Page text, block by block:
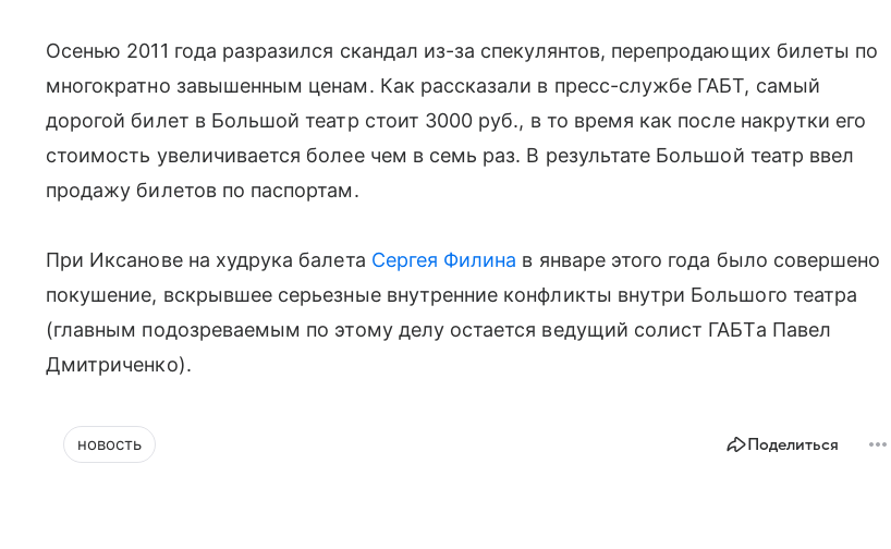
Осенью 2011 года разразился скандал из-за спекулянтов, перепродающих билеты по
многократно завышенным ценам. Как рассказали в пресс-службе ГАБТ, самый
дорогой билет в Большой театр стоит 3000 руб., в то время как после накрутки его
стоимость увеличивается более чем в семь раз. В результате Большой театр ввел
продажу билетов по паспортам.
При Иксанове на худрука балета Сергея Филина в январе этого года было совершено
покушение, вскрывшее серьезные внутренние конфликты внутри Большого театра
(главным подозреваемым по этому делу остается ведущий солист ГАБТа Павел
Дмитриченко).
новость Поделиться